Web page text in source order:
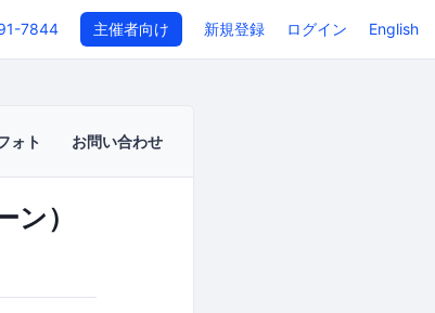
7844 主催者向け 新規登録 ログイン English
ォト お問い合わせ
）